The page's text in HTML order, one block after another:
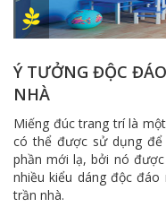
Ý TƯỞNG ĐỘC
NHÀ
Miếng đúc trang trí là
có thể được sử dụng
phần mới lạ, bởi nó
nhiều kiểu dáng độc
trần nhà.